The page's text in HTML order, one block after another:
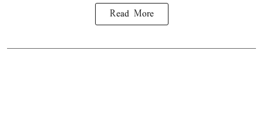
Read More